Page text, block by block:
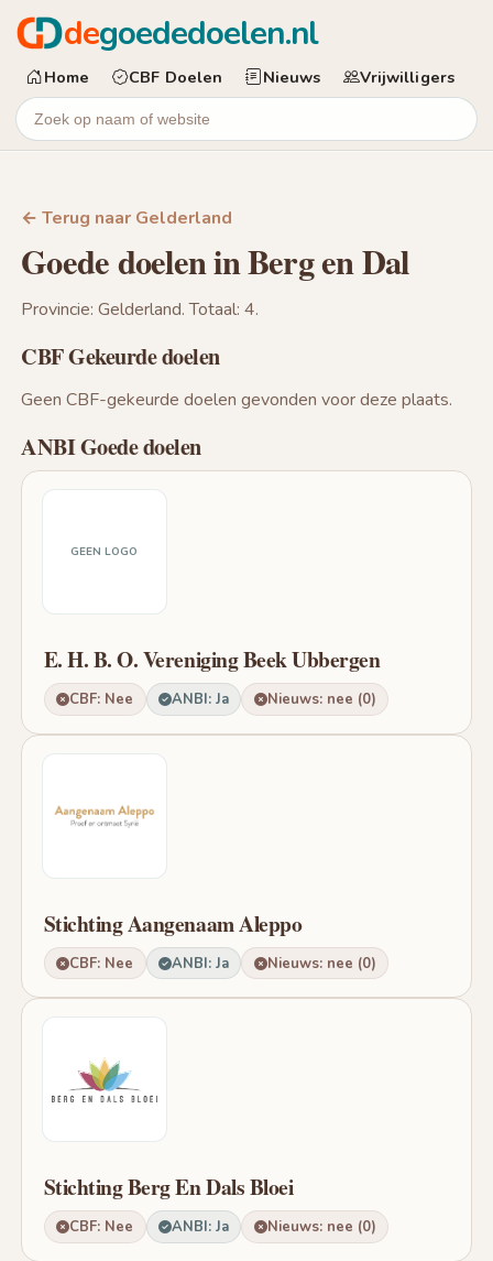
degoededoelen.nl
Home CBF Doelen Nieuws Vrijwilligers
← Terug naar Gelderland
Goede doelen in Berg en Dal
Provincie: Gelderland. Totaal: 4.
CBF Gekeurde doelen
Geen CBF-gekeurde doelen gevonden voor deze plaats.
ANBI Goede doelen
GEEN LOGO
E. H. B. O. Vereniging Beek Ubbergen
CBF: Nee ANBI: Ja Nieuws: nee (0)
Stichting Aangenaam Aleppo
CBF: Nee ANBI: Ja Nieuws: nee (0)
Stichting Berg En Dals Bloei
CBF: Nee ANBI: Ja Nieuws: nee (0)